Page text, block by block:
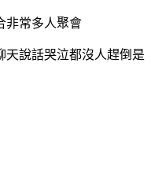
非常多人聚會
天說話哭泣都沒人趕倒是